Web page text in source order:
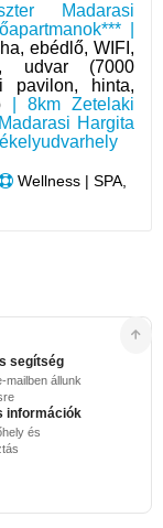
Madarasi
|
ebédlő, WIFI,
udvar (7000
pavilon, hinta,
| 8km Zetelaki
Hargita
Wellness | SPA,
segítség
mailben állunk
információk
és